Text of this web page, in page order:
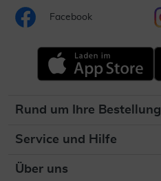
Facebook
Rund um Ihre Bestellung
Service und Hilfe
Über uns